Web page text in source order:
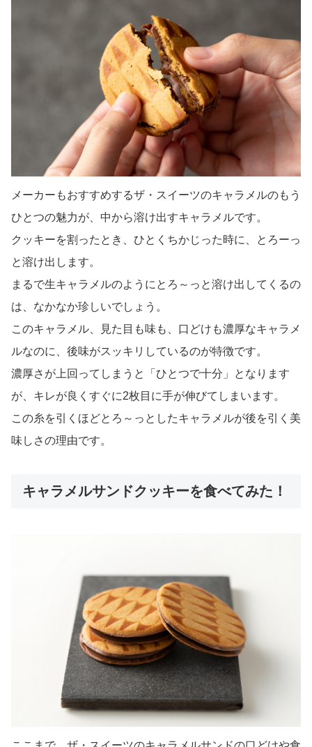
メーカーもおすすめするザ・スイーツのキャラメルのもう
ひとつの魅力が、中から溶け出すキャラメルです。
クッキーを割ったとき、ひとくちかじった時に、とろーっ
と溶け出します。
まるで生キャラメルのようにとろ～っと溶け出してくるの
は、なかなか珍しいでしょう。
このキャラメル、見た目も味も、口どけも濃厚なキャラメ
ルなのに、後味がスッキリしているのが特徴です。
濃厚さが上回ってしまうと「ひとつで十分」となります
が、キレが良くすぐに2枚目に手が伸びてしまいます。
この糸を引くほどとろ～っとしたキャラメルが後を引く美
味しさの理由です。
キャラメルサンドクッキーを食べてみた！